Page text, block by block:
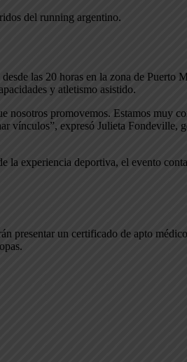
del running argentino.
las 20 horas en la zona de Puerto
y atletismo asistido.
nosotros promovemos. Estamos muy
vínculos”, expresó Julieta Fondeville,
la experiencia deportiva, el evento
presentar un certificado de apto